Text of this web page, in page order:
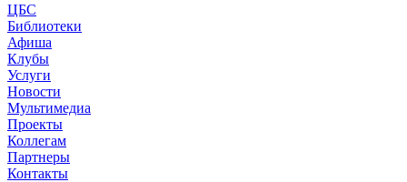
ЦБС
Библиотеки
Афиша
Клубы
Услуги
Новости
Мультимедиа
Проекты
Коллегам
Партнеры
Контакты